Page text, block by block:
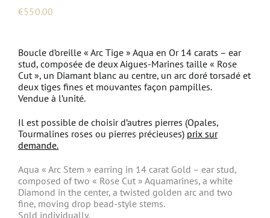
€550.00
Boucle d’oreille « Arc Tige » Aqua en Or 14 carats – ear
stud, composée de deux Aigues-Marines taille « Rose
Cut », un Diamant blanc au centre, un arc doré torsadé et
deux tiges fines et mouvantes façon pampilles.
Vendue à l’unité.
Il est possible de choisir d’autres pierres (Opales,
Tourmalines roses ou pierres précieuses) prix sur
demande.
Aqua « Arc Stem » earring in 14 carat Gold – ear stud,
composed of two « Rose Cut » Aquamarines, a white
Diamond in the center, a twisted golden arc and two
fine, moving drop bead-style stems.
Sold individually.